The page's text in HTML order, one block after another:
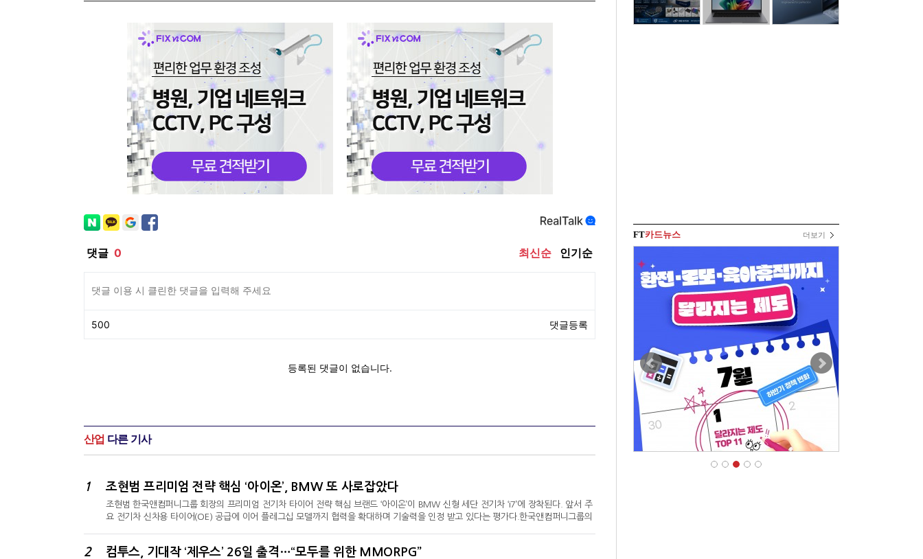
산업 다른 기사
1 조현범 프리미엄 전략 핵심 ‘아이온’, BMW 또 사로잡았다
조현범 한국앤컴퍼니그룹 회장의 프리미엄 전기차 타이어 전략 핵심 브랜드 ‘아이온’이 BMW 신형 세단 전기차 ‘i7’에 장착된다. 앞서 주
요 전기차 신차용 타이어(OE) 공급에 이어 플레그십 모델까지 협력을 확대하며 기술력을 인정 받고 있다는 평가다.한국앤컴퍼니그룹의
다.BMW 7시리즈는 브랜드 최상위 플래그십 세단으로 최신 디자인과 주행·디지털·전동화 기술을 선도
2 컴투스, 기대작 ‘제우스’ 26일 출격…“모두를 위한 MMORPG”
FT카드뉴스 더보기